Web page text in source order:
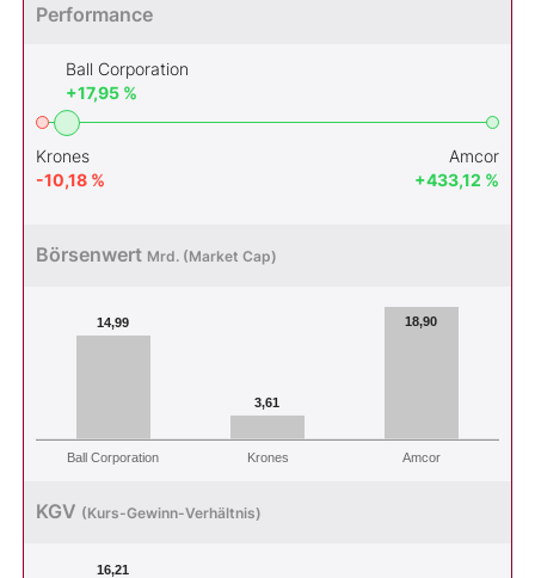
Performance
Krones
-10,18 %
Ball Corporation
+17,95 %
Amcor
+433,12 %
Börsenwert Mrd. (Market Cap)
14,99
3,61
18,90
Ball Corporation Krones Amcor
KGV (Kurs-Gewinn-Verhältnis)
16,21